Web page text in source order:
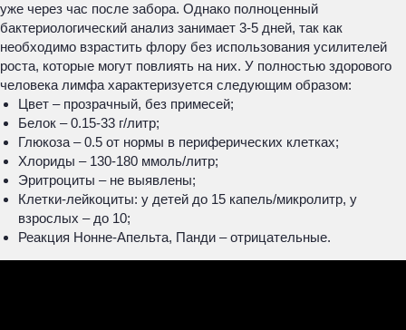
уже через час после забора. Однако полноценный
бактериологический анализ занимает 3-5 дней, так как
необходимо взрастить флору без использования усилителей
роста, которые могут повлиять на них. У полностью здорового
человека лимфа характеризуется следующим образом:
Цвет – прозрачный, без примесей;
Белок – 0.15-33 г/литр;
Глюкоза – 0.5 от нормы в периферических клетках;
Хлориды – 130-180 ммоль/литр;
Эритроциты – не выявлены;
Клетки-лейкоциты: у детей до 15 капель/микролитр, у
взрослых – до 10;
Реакция Нонне-Апельта, Панди – отрицательные.